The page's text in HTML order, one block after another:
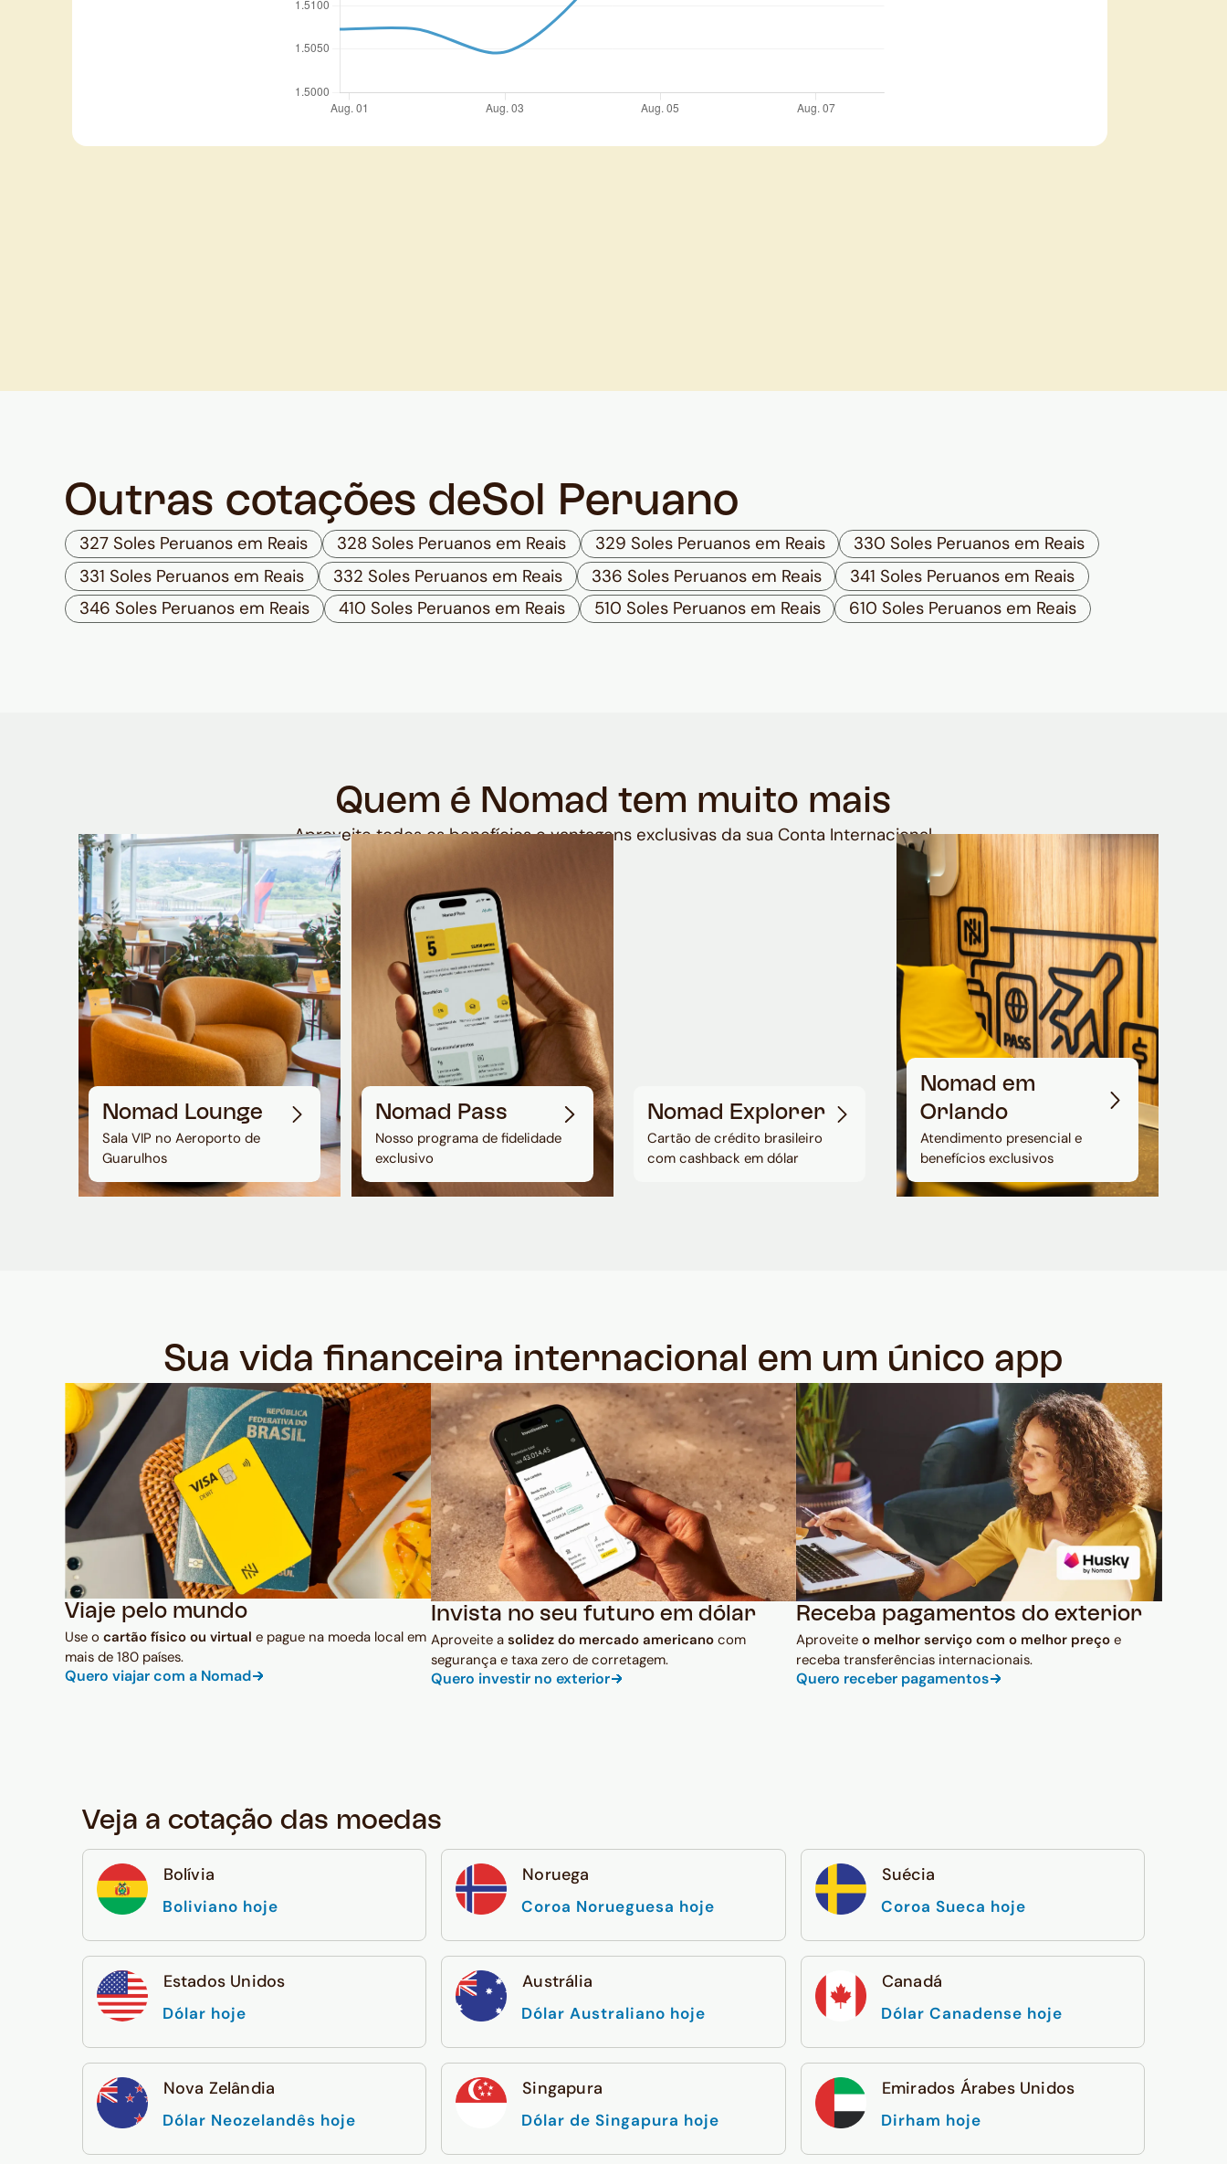
Outras cotações deSol Peruano
327 Soles Peruanos em Reais 328 Soles Peruanos em Reais 329 Soles Peruanos em Reais
330 Soles Peruanos em Reais
331 Soles Peruanos em Reais
332 Soles Peruanos em Reais 336 Soles Peruanos em Reais
341 Soles Peruanos em Reais
346 Soles Peruanos em Reais
410 Soles Peruanos em Reais 510 Soles Peruanos em Reais 610 Soles Peruanos em Reais
Quem é Nomad tem muito mais
Aproveite todos os benefícios e vantagens exclusivas da sua Conta Internacional
Nomad Lounge
Sala VIP no Aeroporto de
Guarulhos
Nomad Pass
Nosso programa de fidelidade
exclusivo
Nomad Explorer
Cartão de crédito brasileiro
com cashback em dólar
Nomad em
Orlando
Atendimento presencial e
benefícios exclusivos
Sua vida financeira internacional em um único app
Viaje pelo mundo
Use o cartão físico ou virtual e pague na moeda local em
mais de 180 países.
Quero viajar com a Nomad
Invista no seu futuro em dólar
Aproveite a solidez do mercado americanocom
segurança e taxa zero de corretagem.
Quero investir no exterior
Receba pagamentos do exterior
Aproveiteo melhor serviço com o melhor preço e
receba transferências internacionais.
Quero receber pagamentos
Veja a cotação das moedas
Bolívia
Boliviano hoje
Noruega
Coroa Norueguesa hoje
Suécia
Coroa Sueca hoje
Estados Unidos
Dólar hoje
Austrália
Dólar Australiano hoje
Canadá
Dólar Canadense hoje
Nova Zelândia
Dólar Neozelandês hoje
Singapura
Dólar de Singapura hoje
Emirados Árabes Unidos
Dirham hoje